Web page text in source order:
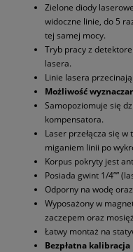
Zielone diody
widoczne linie, do 5
tej samej mocy.
Tryb pracy z
lasera.
Linie lasera
Możliwość
Samopoziomuje się
kompensatora.
Laser przełącza się
miganiem linii po
Korpus pokryty jest
Posiada gwint 1/4””
Odporny na wodę
Wyposażony w
zaczepem oraz
Łatwy montaż na
Bezpłatna kalibracja